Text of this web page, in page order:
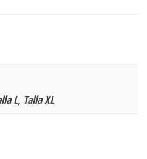
L, Talla XL